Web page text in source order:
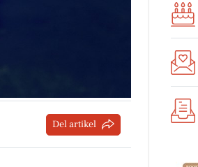
Del artikel